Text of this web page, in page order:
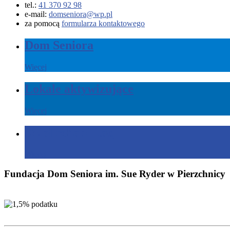
tel.: 41 370 92 98
e-mail: domseniora@wp.pl
za pomocą formularza kontaktowego
Dom Seniora
Więcej
Lokale aktywizujące
Więcej
Fundacja Dom Seniora im. Sue Ryder w Pierzchnicy